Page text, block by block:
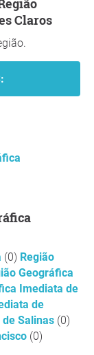
Claros
(0) Região
Geográfica
Imediata de
de
Salinas (0)
(0)